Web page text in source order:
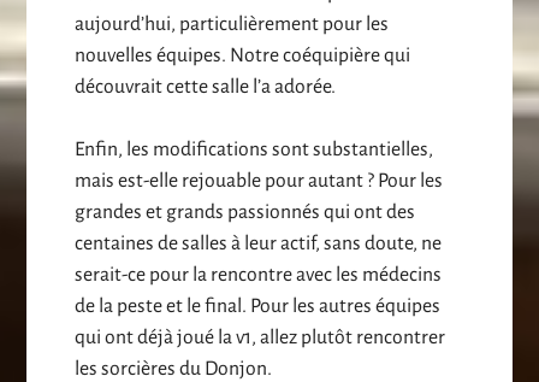
aujourd’hui, particulièrement pour les
nouvelles équipes. Notre coéquipière qui
découvrait cette salle l’a adorée.
Enfin, les modifications sont substantielles,
mais est-elle rejouable pour autant ? Pour les
grandes et grands passionnés qui ont des
centaines de salles à leur actif, sans doute, ne
serait-ce pour la rencontre avec les médecins
de la peste et le final. Pour les autres équipes
qui ont déjà joué la v1, allez plutôt rencontrer
les sorcières du Donjon.